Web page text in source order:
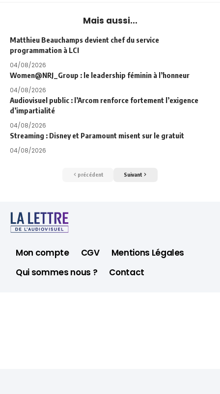
Mais aussi...
Matthieu Beauchamps devient chef du service
programmation à LCI
04/08/2026
Women@NRJ_Group : le leadership féminin à l’honneur
04/08/2026
Audiovisuel public : l’Arcom renforce fortement l’exigence
d’impartialité
04/08/2026
Streaming : Disney et Paramount misent sur le gratuit
04/08/2026
précédent Suivant
Mon compte CGV
Mentions Légales
Qui sommes nous ?
Contact